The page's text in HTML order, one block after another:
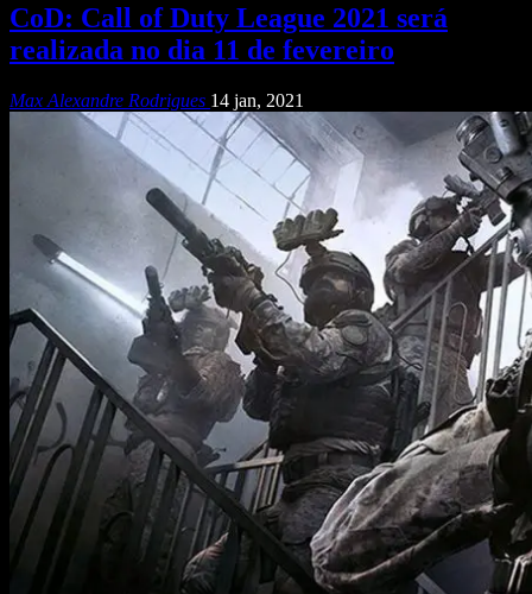
CoD: Call of Duty League 2021 será
realizada no dia 11 de fevereiro
Max Alexandre Rodrigues 14 jan, 2021